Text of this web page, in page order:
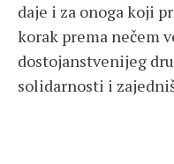
daje i za onoga koji
korak prema nečem
dostojanstvenijeg
solidarnosti i